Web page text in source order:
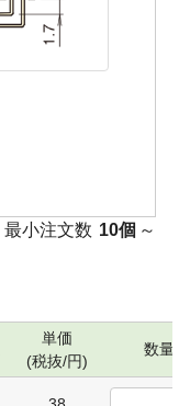
最小注文数 10個 ～
単価
(税抜/円)
数量